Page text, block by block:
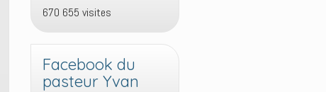
670 655 visites
Facebook du
pasteur Yvan